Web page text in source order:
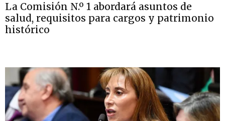
La Comisión N.º 1 abordará asuntos de
salud, requisitos para cargos y patrimonio
histórico